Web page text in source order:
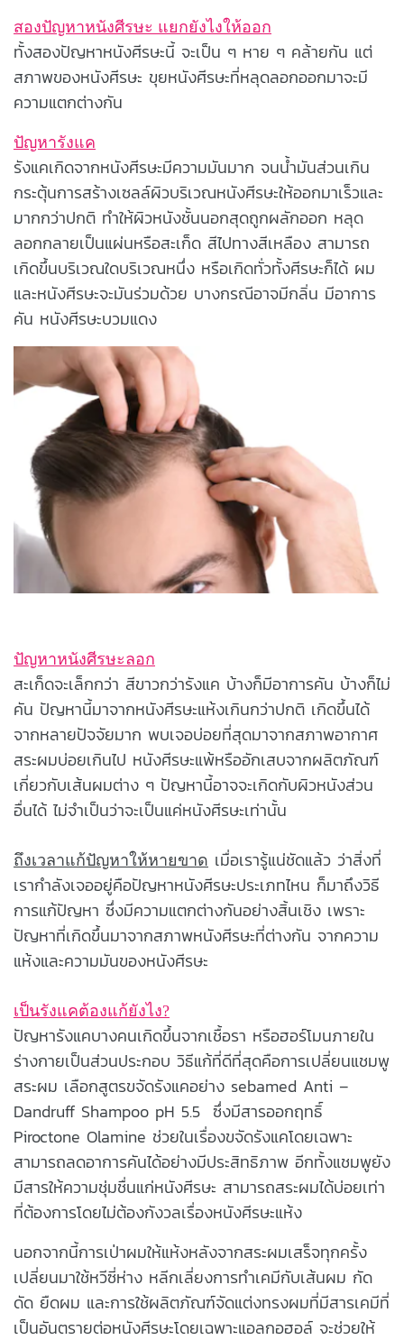
สองปัญหาหนังศีรษะ แยกยังไงให้ออก
ทั้งสองปัญหาหนังศีรษะนี้ จะเป็น ๆ หาย ๆ คล้ายกัน แต่
สภาพของหนังศีรษะ ขุยหนังศีรษะที่หลุดลอกออกมาจะมี
ความแตกต่างกัน
ปัญหารังแค
รังแคเกิดจากหนังศีรษะมีความมันมาก จนน้ำมันส่วนเกิน
กระตุ้นการสร้างเซลล์ผิวบริเวณหนังศีรษะให้ออกมาเร็วและ
มากกว่าปกติ ทำให้ผิวหนังชั้นนอกสุดถูกผลักออก หลุด
ลอกกลายเป็นแผ่นหรือสะเก็ด สีไปทางสีเหลือง สามารถ
เกิดขึ้นบริเวณใดบริเวณหนึ่ง หรือเกิดทั่วทั้งศีรษะก็ได้ ผม
และหนังศีรษะจะมันร่วมด้วย บางกรณีอาจมีกลิ่น มีอาการ
คัน หนังศีรษะบวมแดง
ปัญหาหนังศีรษะลอก
สะเก็ดจะเล็กกว่า สีขาวกว่ารังแค บ้างก็มีอาการคัน บ้างก็ไม่
คัน ปัญหานี้มาจากหนังศีรษะแห้งเกินกว่าปกติ เกิดขึ้นได้
จากหลายปัจจัยมาก พบเจอบ่อยที่สุดมาจากสภาพอากาศ
สระผมบ่อยเกินไป หนังศีรษะแพ้หรืออักเสบจากผลิตภัณฑ์
เกี่ยวกับเส้นผมต่าง ๆ ปัญหานี้อาจจะเกิดกับผิวหนังส่วน
อื่นได้ ไม่จำเป็นว่าจะเป็นแค่หนังศีรษะเท่านั้น
ถึงเวลาแก้ปัญหาให้หายขาด เมื่อเรารู้แน่ชัดแล้ว ว่าสิ่งที่
เรากำลังเจออยู่คือปัญหาหนังศีรษะประเภทไหน ก็มาถึงวิธี
การแก้ปัญหา ซึ่งมีความแตกต่างกันอย่างสิ้นเชิง เพราะ
ปัญหาที่เกิดขึ้นมาจากสภาพหนังศีรษะที่ต่างกัน จากความ
แห้งและความมันของหนังศีรษะ
เป็นรังแคต้องแก้ยังไง?
ปัญหารังแคบางคนเกิดขึ้นจากเชื้อรา หรือฮอร์โมนภายใน
ร่างกายเป็นส่วนประกอบ วิธีแก้ที่ดีที่สุดคือการเปลี่ยนแชมพู
สระผม เลือกสูตรขจัดรังแคอย่าง sebamed Anti –
Dandruff Shampoo pH 5.5 ซึ่งมีสารออกฤทธิ์
Piroctone Olamine ช่วยในเรื่องขจัดรังแคโดยเฉพาะ
สามารถลดอาการคันได้อย่างมีประสิทธิภาพ อีกทั้งแชมพูยัง
มีสารให้ความชุ่มชื่นแก่หนังศีรษะ สามารถสระผมได้บ่อยเท่า
ที่ต้องการโดยไม่ต้องกังวลเรื่องหนังศีรษะแห้ง
นอกจากนี้การเป่าผมให้แห้งหลังจากสระผมเสร็จทุกครั้ง
เปลี่ยนมาใช้หวีซี่ห่าง หลีกเลี่ยงการทำเคมีกับเส้นผม กัด
ดัด ยืดผม และการใช้ผลิตภัณฑ์จัดแต่งทรงผมที่มีสารเคมีที่
เป็นอันตรายต่อหนังศีรษะโดยเฉพาะแอลกอฮอล์ จะช่วยให้